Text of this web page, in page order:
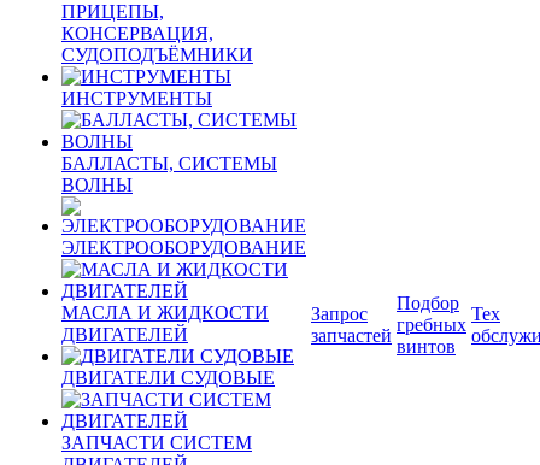
ПРИЦЕПЫ,
КОНСЕРВАЦИЯ,
СУДОПОДЪЁМНИКИ
ИНСТРУМЕНТЫ
БАЛЛАСТЫ, СИСТЕМЫ
ВОЛНЫ
ЭЛЕКТРООБОРУДОВАНИЕ
МАСЛА И ЖИДКОСТИ
ДВИГАТЕЛЕЙ
ДВИГАТЕЛИ СУДОВЫЕ
ЗАПЧАСТИ СИСТЕМ
Запрос
запчастей
Подбор
гребных
винтов
Тех